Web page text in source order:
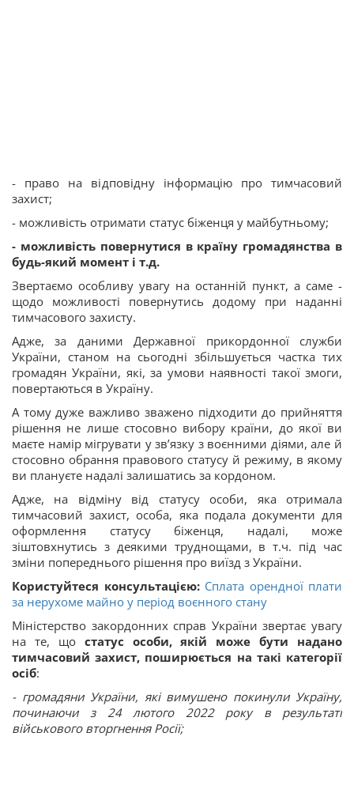
- право на відповідну інформацію про тимчасовий
захист;
- можливість отримати статус біженця у майбутньому;
- можливість повернутися в країну громадянства в
будь-який момент і т.д.
Звертаємо особливу увагу на останній пункт, а саме -
щодо можливості повернутись додому при наданні
тимчасового захисту.
Адже, за даними Державної прикордонної служби
України, станом на сьогодні збільшується частка тих
громадян України, які, за умови наявності такої змоги,
повертаються в Україну.
А тому дуже важливо зважено підходити до прийняття
рішення не лише стосовно вибору країни, до якої ви
маєте намір мігрувати у зв’язку з воєнними діями, але й
стосовно обрання правового статусу й режиму, в якому
ви плануєте надалі залишатись за кордоном.
Адже, на відміну від статусу особи, яка отримала
тимчасовий захист, особа, яка подала документи для
оформлення статусу біженця, надалі, може
зіштовхнутись з деякими труднощами, в т.ч. під час
зміни попереднього рішення про виїзд з України.
Користуйтеся консультацією: Сплата орендної плати
за нерухоме майно у період воєнного стану
Міністерство закордонних справ України звертає увагу
на те, що статус особи, якій може бути надано
тимчасовий захист, поширюється на такі категорії
осіб:
- громадяни України, які вимушено покинули Україну,
починаючи з 24 лютого 2022 року в результаті
військового вторгнення Росії;